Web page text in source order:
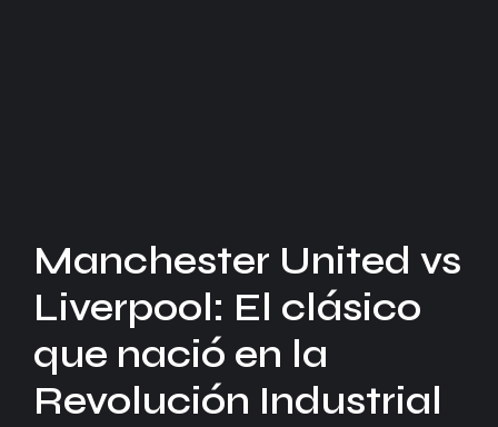
Manchester United vs
Liverpool: El clásico
que nació en la
Revolución Industrial